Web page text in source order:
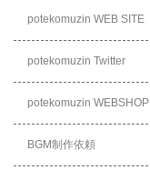
potekomuzin WEB SITE
potekomuzin Twitter
potekomuzin WEBSHOP
BGM制作依頼